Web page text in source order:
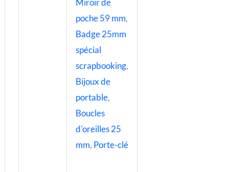
Miroir de
poche 59 mm,
Badge 25mm
spécial
scrapbooking,
Bijoux de
portable,
Boucles
d'oreilles 25
mm, Porte-clé